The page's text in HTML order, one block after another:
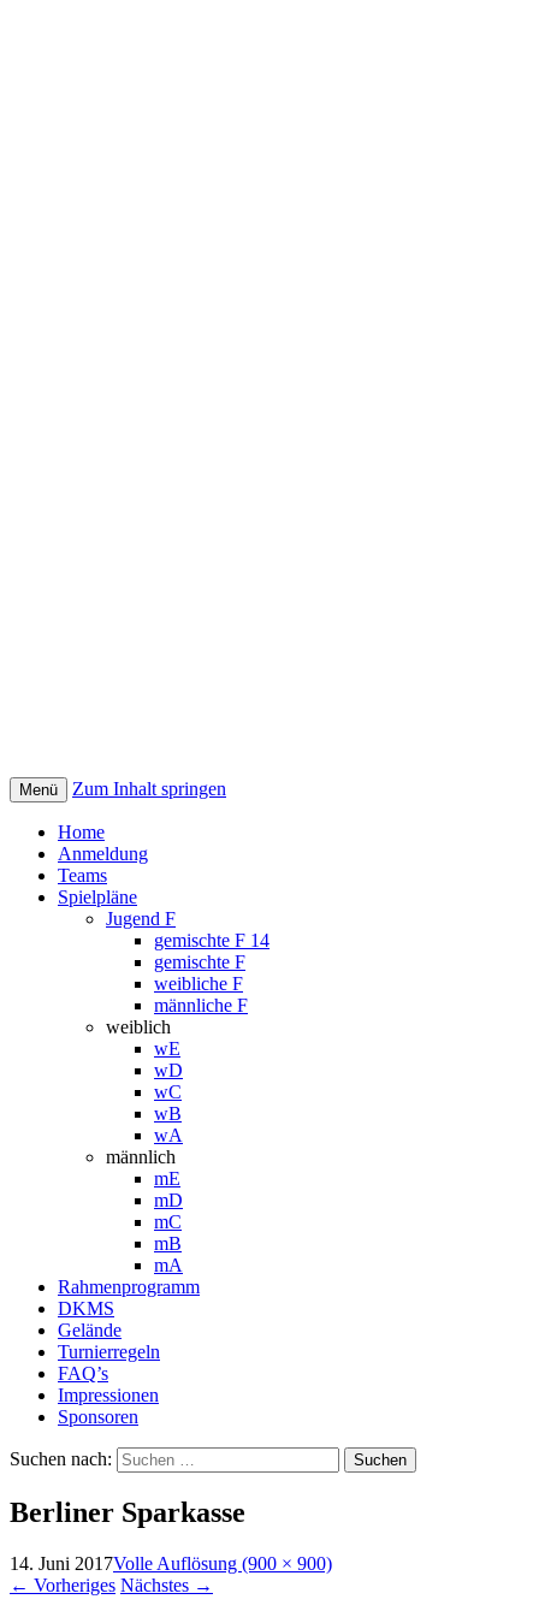
Handballturnier | Bärlin Cup
Menü Zum Inhalt springen
Home
Anmeldung
Teams
Spielpläne
Jugend F
gemischte F 14
gemischte F
weibliche F
männliche F
weiblich
wE
wD
wC
wB
wA
männlich
mE
mD
mC
mB
mA
Rahmenprogramm
DKMS
Gelände
Turnierregeln
FAQ’s
Impressionen
Sponsoren
Suchen nach:
Berliner Sparkasse
14. Juni 2017Volle Auflösung (900 × 900)
← Vorheriges Nächstes →